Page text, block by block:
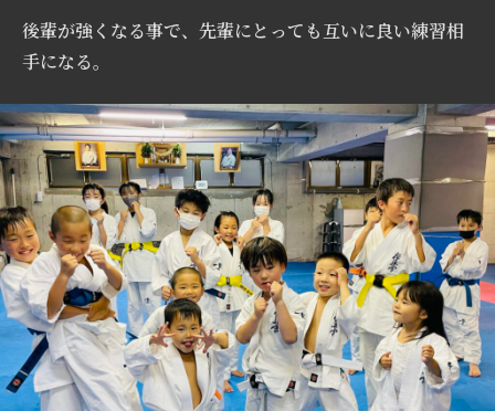
後輩が強くなる事で、先輩にとっても互いに良い練習相
手になる。